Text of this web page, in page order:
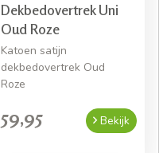
Dekbedovertrek Uni
Oud Roze
Katoen satijn
dekbedovertrek Oud
Roze
59,95 Bekijk